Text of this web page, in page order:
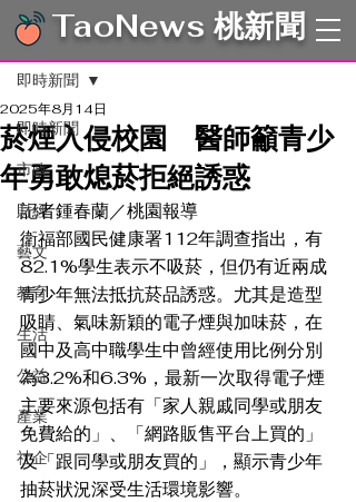
TaoNews 桃新聞
文章
即時新聞
市政
財經
藝文
教育
生活
公益
產業
社企
即時新聞
菸煙入侵校園 醫師籲青少
年勇敢熄菸拒絕誘惑
2025年8月14日
記者鍾春蘭／桃園報導
衛福部國民健康署112年調查指出，有
82.1%學生表示不吸菸，但仍有近兩成
青少年無法抵抗菸品誘惑。尤其是造型
吸睛、氣味新穎的電子煙與加味菸，在
國中及高中職學生中曾經使用比例分別
為3.2%和6.3%，最新一次取得電子煙
主要來源包括有「家人親戚同學或朋友
免費給的」、「網路販售平台上買的」
及「跟同學或朋友買的」，顯示青少年
抽菸狀況深受生活環境影響。